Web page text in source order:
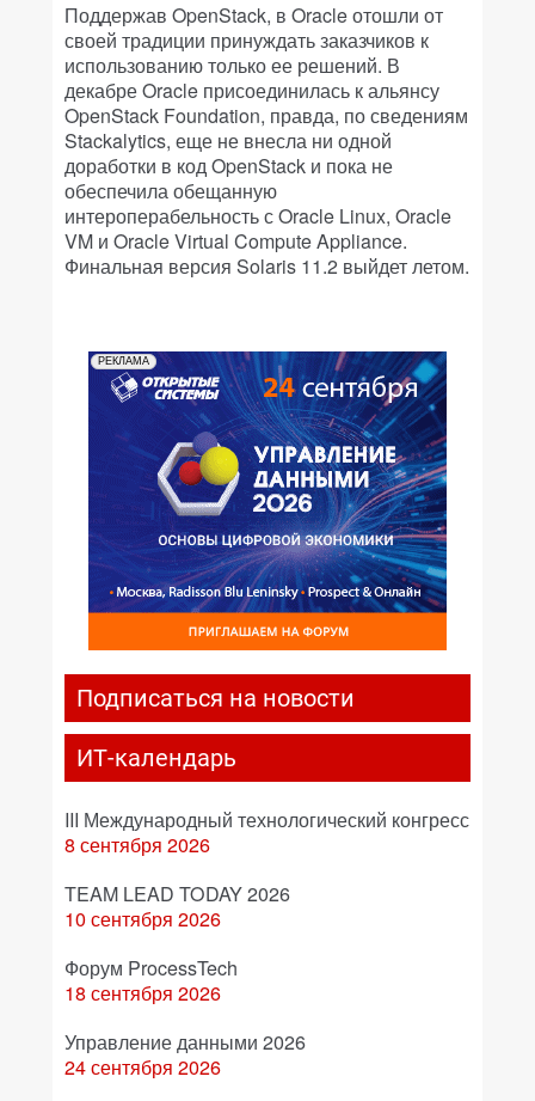
Поддержав OpenStack, в Oracle отошли от
своей традиции принуждать заказчиков к
использованию только ее решений. В
декабре Oracle присоединилась к альянсу
OpenStack Foundation, правда, по сведениям
Stackalytics, еще не внесла ни одной
доработки в код OpenStack и пока не
обеспечила обещанную
интероперабельность с Oracle Linux, Oracle
VM и Oracle Virtual Compute Appliance.
Финальная версия Solaris 11.2 выйдет летом.
РЕКЛАМА
Подписаться на новости
ИТ-календарь
III Международный технологический конгресс
8 сентября 2026
TEAM LEAD TODAY 2026
10 сентября 2026
Форум ProcessTech
18 сентября 2026
Управление данными 2026
24 сентября 2026